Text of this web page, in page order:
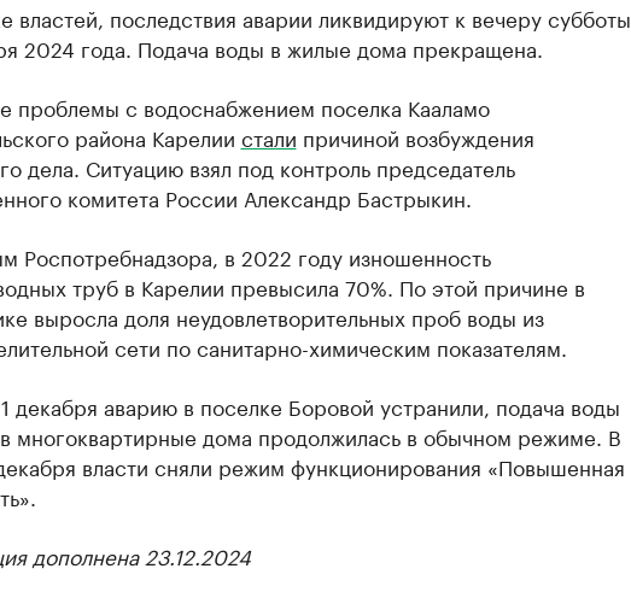
властей, последствия аварии ликвидируют к вечеру субботы
2024 года. Подача воды в жилые дома прекращена.
проблемы с водоснабжением поселка Кааламо
района Карелии стали причиной возбуждения
дела. Ситуацию взял под контроль председатель
комитета России Александр Бастрыкин.
Роспотребнадзора, в 2022 году изношенность
труб в Карелии превысила 70%. По этой причине в
выросла доля неудовлетворительных проб воды из
сети по санитарно-химическим показателям.
декабря аварию в поселке Боровой устранили, подача воды
многоквартирные дома продолжилась в обычном режиме. В
власти сняли режим функционирования «Повышенная
дополнена 23.12.2024